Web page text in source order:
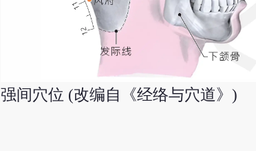
强间穴位 (改编自《经络与穴道》)